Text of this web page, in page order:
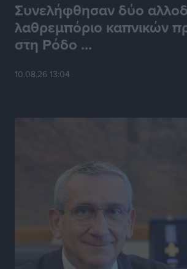
Συνελήφθησαν δύο
λαθρεμπόριο καπνικών
στη Ρόδο ...
10.08.26 13:04